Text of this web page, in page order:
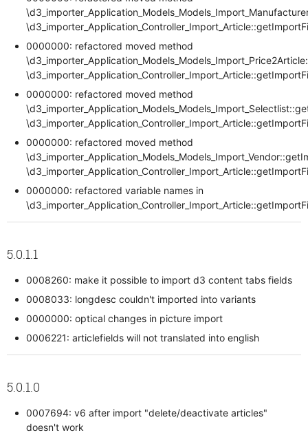
0000000: refactored moved method
0000000: refactored moved method
0000000: refactored moved method
0000000: refactored variable names in
5.0.1.1
0008260: make it possible to import d3 content tabs fields
0008033: longdesc couldn't imported into variants
0000000: optical changes in picture import
0006221: articlefields will not translated into english
5.0.1.0
0007694: v6 after import "delete/deactivate articles"
doesn't work